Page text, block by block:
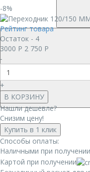
-8%
Рейтинг товара
Остаток - 4
3000 Р 2 750 Р
-
+
В КОРЗИНУ
Нашли дешевле?
Снизим цену!
Купить в 1 клик
Способы оплаты:
Наличными при получении
Картой при получении